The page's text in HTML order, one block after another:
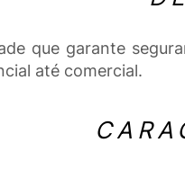
que garante
até comercial.